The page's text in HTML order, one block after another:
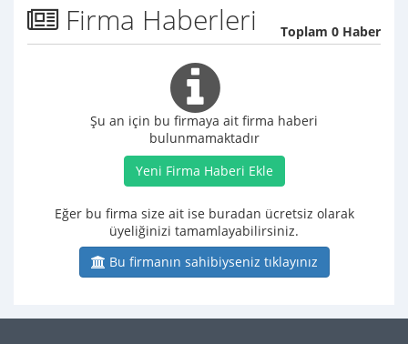
Toplam 0 Haber
Firma Haberleri
Şu an için bu firmaya ait firma haberi
bulunmamaktadır
Yeni Firma Haberi Ekle
Eğer bu firma size ait ise buradan ücretsiz olarak
üyeliğinizi tamamlayabilirsiniz.
Bu firmanın sahibiyseniz tıklayınız